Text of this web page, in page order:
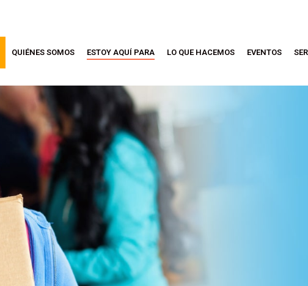
QUIÉNES SOMOS ESTOY AQUÍ PARA LO QUE HACEMOS EVENTOS